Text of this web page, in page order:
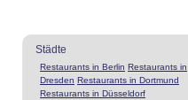
Städte
Restaurants in Berlin Restaurants in
Dresden Restaurants in Dortmund
Restaurants in Düsseldorf